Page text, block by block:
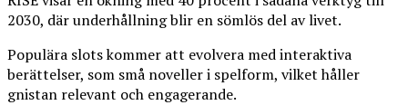
2030, där underhållning blir en sömlös del av livet.
Populära slots kommer att evolvera med interaktiva
berättelser, som små noveller i spelform, vilket håller
gnistan relevant och engagerande.